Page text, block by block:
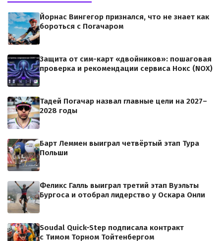
Йорнас Вингегор признался, что не знает как
бороться с Погачаром
Защита от сим-карт «двойников»: пошаговая
проверка и рекомендации сервиса Нокс (NOX)
Тадей Погачар назвал главные цели на 2027–
2028 годы
Барт Леммен выиграл четвёртый этап Тура
Польши
Феликс Галль выиграл третий этап Вуэльты
Бургоса и отобрал лидерство у Оскара Онли
Soudal Quick-Step подписала контракт
с Тимом Торном Тойтенбергом